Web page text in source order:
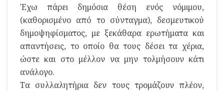
Έχω πάρει δημόσια θέση ενός νόμιμου,
(καθορισμένο από το σύνταγμα), δεσμευτικού
δημοψηφίσματος, με ξεκάθαρα ερωτήματα και
απαντήσεις, το οποίο θα τους δέσει τα χέρια,
ώστε και στο μέλλον να μην τολμήσουν κάτι
ανάλογο.
Τα συλλαλητήρια δεν τους τρομάζουν πλέον,